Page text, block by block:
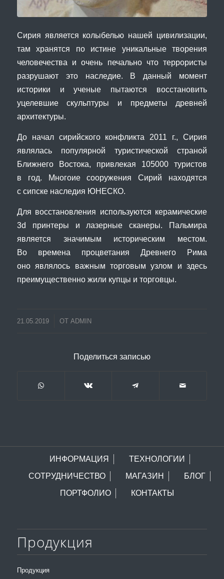
Сирия является колыбелью нашей цивилизации,
там хранятся по истине уникальные творения
человечества и очень печально что террористы
разрушают это наследие. В данный момент
историки и ученые пытаются восстановить
уцелевшие скульптуры и предметы древней
архитектуры.
До начал сирийского конфликта 2011 г., Сирия
являлась популярной туристической страной
Ближнего Востока, привлекая 105000 туристов
в год. Многоие сооружения Сирий находятся
с сипске наследия ЮНЕСКО.
Для восстановления используются керамические
3d принтеры и лазерные сканеры. Пальмира
является значимым историческим местом.
Во времена процветания Древнего Рима
оно являлось важным торговым узлом и здесь
преимущественно жили купцы и торговцы.
21.05.2019 ОТ ADMIN
Поделиться записью
ИНФОРМАЦИЯ
ТЕХНОЛОГИИ
СОТРУДНИЧЕСТВО
МАГАЗИН
БЛОГ
ПОРТФОЛИО
КОНТАКТЫ
Продукция
Продукция